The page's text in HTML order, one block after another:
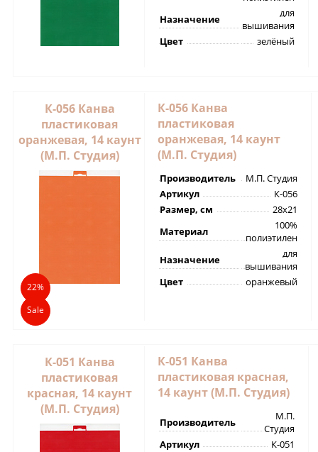
Назначение
для
вышивания
Цвет
зелёный
К-056 Канва
пластиковая
оранжевая, 14 каунт
(М.П. Студия)
22%
Sale
К-056 Канва
пластиковая
оранжевая, 14 каунт
(М.П. Студия)
Производитель
М.П. Студия
Артикул
К-056
Размер, см
28х21
Материал
100%
полиэтилен
Назначение
для
вышивания
Цвет
оранжевый
К-051 Канва
пластиковая
красная, 14 каунт
(М.П. Студия)
К-051 Канва
пластиковая красная,
14 каунт (М.П. Студия)
Производитель
М.П.
Студия
Артикул
К-051